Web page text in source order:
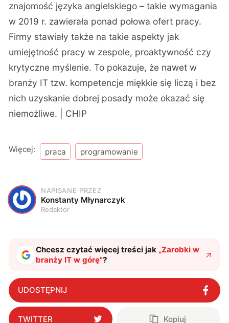
znajomość języka angielskiego – takie wymagania
w 2019 r. zawierała ponad połowa ofert pracy.
Firmy stawiały także na takie aspekty jak
umiejętność pracy w zespole, proaktywność czy
krytyczne myślenie. To pokazuje, że nawet w
branży IT tzw. kompetencje miękkie się liczą i bez
nich uzyskanie dobrej posady może okazać się
niemożliwe. | CHIP
Więcej: praca programowanie
K
NAPISANE PRZEZ
Konstanty Młynarczyk
Redaktor
Chcesz czytać więcej treści jak „Zarobki w
branży IT w górę"?
UDOSTĘPNIJ
TWITTER Kopiuj